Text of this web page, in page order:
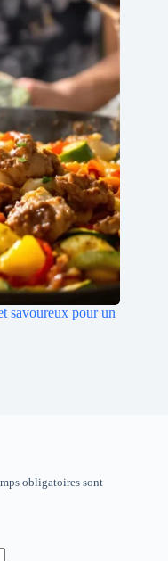
savoureux pour un
obligatoires sont